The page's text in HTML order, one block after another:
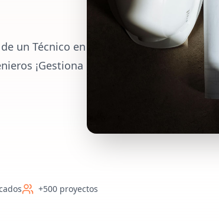
un Técnico en
¡Gestiona
+500 proyectos